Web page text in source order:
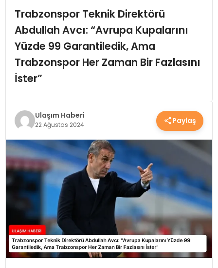
EKONOMI
SPOR
TEKNOLOJI
YAŞAM
Trabzonspor Teknik Direktörü
Abdullah Avcı: “Avrupa Kupalarını
Yüzde 99 Garantiledik, Ama
Trabzonspor Her Zaman Bir Fazlasını
İster”
Ulaşım Haberi
22 Ağustos 2024 Paylaş